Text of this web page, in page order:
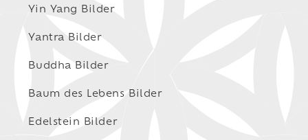
Yin Yang Bilder
Yantra Bilder
Buddha Bilder
Baum des Lebens Bilder
Edelstein Bilder